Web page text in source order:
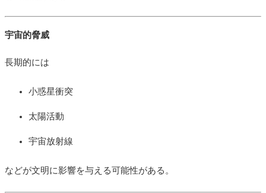
宇宙的脅威
長期的には
小惑星衝突
太陽活動
宇宙放射線
などが文明に影響を与える可能性がある。